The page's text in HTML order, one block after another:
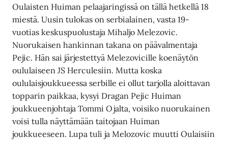
Oulaisten Huiman pelaajaringissä on tällä hetkellä 18
miestä. Uusin tulokas on serbialainen, vasta 19-
vuotias keskuspuolustaja Mihaljo Melezovic.
Nuorukaisen hankinnan takana on päävalmentaja
Pejic. Hän sai järjestettyä Melezovicille koenäytön
oululaiseen JS Herculesiin. Mutta koska
oululaisjoukkueessa serbille ei ollut tarjolla aloittavan
topparin paikkaa, kysyi Dragan Pejic Huiman
joukkueenjohtaja Tommi Ojalta, voisiko nuorukainen
voisi tulla näyttämään taitojaan Huiman
joukkueeseen. Lupa tuli ja Melozovic muutti Oulaisiin